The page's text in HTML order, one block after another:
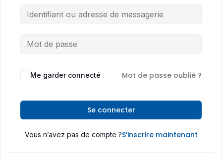
Me garder connecté Mot de passe oublié ?
Se connecter
Vous n’avez pas de compte ?S’inscrire maintenant